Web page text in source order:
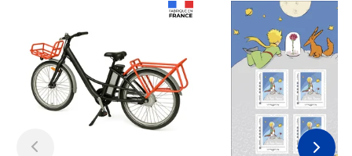
Prix 7,50€